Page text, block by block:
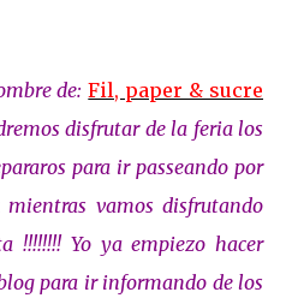
de: Fil, paper & sucre
disfrutar de la feria los
para ir passeando por
vamos disfrutando
!!!!!!!! Yo ya empiezo hacer
para ir informando de los